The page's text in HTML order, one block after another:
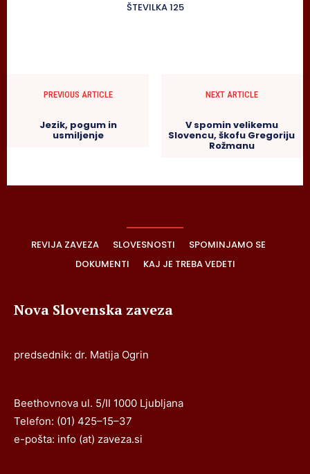
ŠTEVILKA 125
PREVIOUS ARTICLE
Jezik, pogum in
usmiljenje
NEXT ARTICLE
V spomin velikemu
Slovencu, škofu Gregoriju
Rožmanu
REVIJA ZAVEZA SLOVESNOSTI
SPOMINJAMO SE
DOKUMENTI
KAJ JE TREBA VEDETI
Nova Slovenska zaveza
predsednik: dr. Matija Ogrin
Beethovnova ul. 5/II 1000 Ljubljana
Telefon: (01) 425–15–37
e-pošta: info (at) zaveza.si